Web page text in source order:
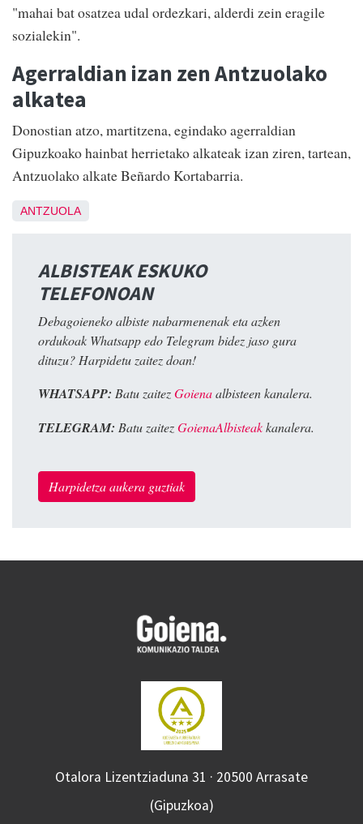
"mahai bat osatzea udal ordezkari, alderdi zein eragile
sozialekin".
Agerraldian izan zen Antzuolako
alkatea
Donostian atzo, martitzena, egindako agerraldian
Gipuzkoako hainbat herrietako alkateak izan ziren, tartean,
Antzuolako alkate Beñardo Kortabarria.
ANTZUOLA
ALBISTEAK ESKUKO
TELEFONOAN
Debagoieneko albiste nabarmenenak eta azken
ordukoak Whatsapp edo Telegram bidez jaso gura
dituzu? Harpidetu zaitez doan!
WHATSAPP: Batu zaitezGoienaalbisteen kanalera.
TELEGRAM: Batu zaitezGoienaAlbisteakkanalera.
Harpidetza aukera guztiak
Otalora Lizentziaduna 31 · 20500 Arrasate
(Gipuzkoa)